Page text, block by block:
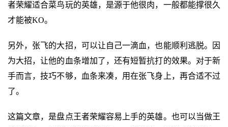
者荣耀适合菜鸟玩的英雄，是源于他很肉，一般都能撑很久
才能被KO。
另外，张飞的大招，可以让自己一滴血，也能顺利逃脱。因
为大招，让他的血条增加了，还有短暂抗打的效果。对于新
手而言，技巧不够，血条来凑，用在张飞身上，再合适不过
了。
这篇文章，是盘点王者荣耀容易上手的英雄。也可以当做王